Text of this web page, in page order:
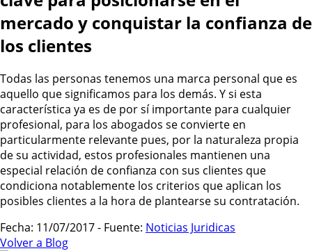
mercado y conquistar la confianza de
los clientes
Todas las personas tenemos una marca personal que es
aquello que significamos para los demás. Y si esta
característica ya es de por sí importante para cualquier
profesional, para los abogados se convierte en
particularmente relevante pues, por la naturaleza propia
de su actividad, estos profesionales mantienen una
especial relación de confianza con sus clientes que
condiciona notablemente los criterios que aplican los
posibles clientes a la hora de plantearse su contratación.
Fecha: 11/07/2017 - Fuente: Noticias Juridicas
Volver a Blog